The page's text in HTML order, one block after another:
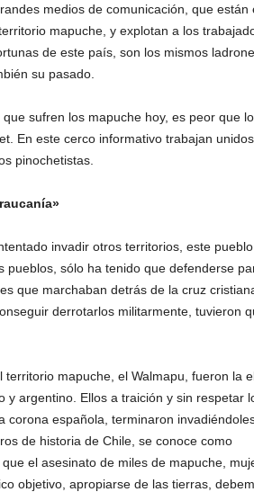
medios de comunicación, que están
mapuche, y explotan a los
de este país, son los mismos
su pasado.
sufren los mapuche hoy, es peor que
En este cerco informativo trabajan
pinochetistas.
invadir otros territorios, este pueblo
sólo ha tenido que defenderse
que marchaban detrás de la cruz
derrotarlos militarmente, tuvieron
mapuche, el Walmapu, fueron la
y argentino. Ellos a traición y sin respetar
corona española, terminaron
de historia de Chile, se conoce como
el asesinato de miles de mapuche,
objetivo, apropiarse de las tierras,